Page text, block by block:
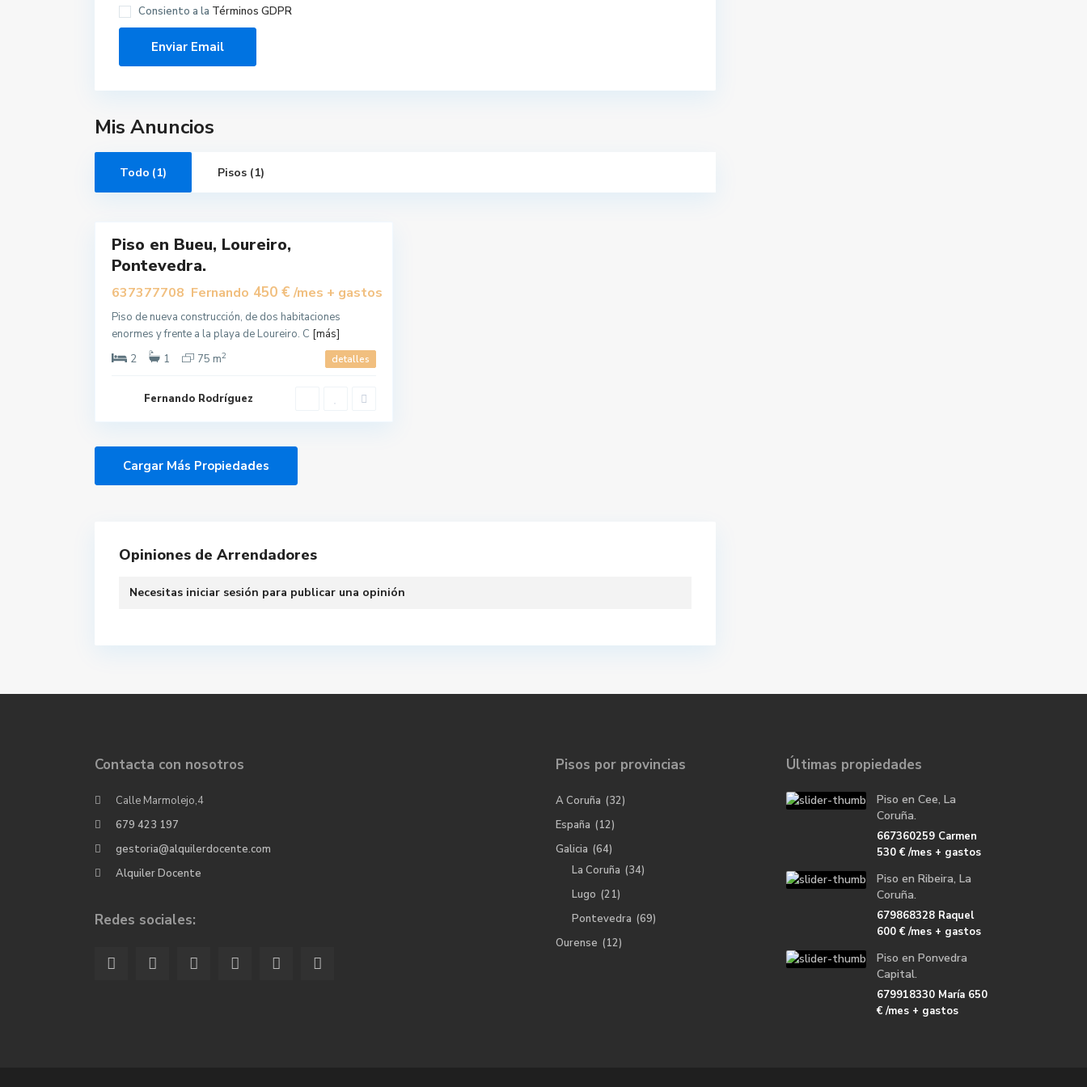
Consiento a la Términos GDPR
Mis Anuncios
Todo (1) Pisos (1)
B
u
Piso en Bueu, Loureiro,
Pontevedra.
637377708 Fernando 450 € /mes + gastos
Piso de nueva construcción, de dos habitaciones
enormes y frente a la playa de Loureiro. C [más]
2
1 75 m2 detalles
Fernando Rodríguez
Opiniones de Arrendadores
Necesitas iniciar sesión para publicar una opinión
Contacta con nosotros
Calle Marmolejo,4
679 423 197
gestoria@alquilerdocente.com
Alquiler Docente
Redes sociales:
Pisos por provincias
A Coruña (32)
España (12)
Galicia (64)
La Coruña (34)
Lugo (21)
Pontevedra (69)
Ourense (12)
Últimas propiedades
Piso en Cee, La
Coruña.
667360259 Carmen
530 €/mes + gastos
Piso en Ribeira, La
Coruña.
679868328 Raquel
600 €/mes + gastos
Piso en Ponvedra
Capital.
679918330 María 650
€/mes + gastos